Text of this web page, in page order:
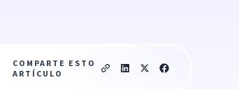
COMPARTE ESTO
ARTÍCULO